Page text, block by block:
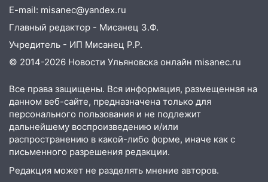
04:47 В Ульяновской области объявили
ракетную опасность: звучат сирены
07.08.2026
20:40 Ульяновские аграрии смогут
до декабря
19:34 В следственном управлении
состоялось торжественное
мероприятие, приуроченное к
празднованию Дня сотрудника органов
следствия Российской Федерации
E-mail: misanec@yandex.ru
Главный редактор - Мисанец З.Ф.
Учредитель - ИП Мисанец Р.Р.
© 2014-2026 Новости Ульяновска онлайн misanec.ru
Все права защищены. Вся информация, размещенная на
данном веб-сайте, предназначена только для
персонального пользования и не подлежит
дальнейшему воспроизведению и/или
распространению в какой-либо форме, иначе как с
письменного разрешения редакции.
Редакция может не разделять мнение авторов.